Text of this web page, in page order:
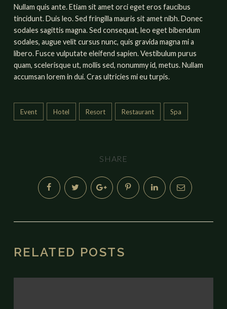
Nullam quis ante. Etiam sit amet orci eget eros faucibus
tincidunt. Duis leo. Sed fringilla mauris sit amet nibh. Donec
sodales sagittis magna. Sed consequat, leo eget bibendum
sodales, augue velit cursus nunc, quis gravida magna mi a
libero. Fusce vulputate eleifend sapien. Vestibulum purus
quam, scelerisque ut, mollis sed, nonummy id, metus. Nullam
accumsan lorem in dui. Cras ultricies mi eu turpis.
Event Hotel Resort Restaurant Spa
SHARE
RELATED POSTS